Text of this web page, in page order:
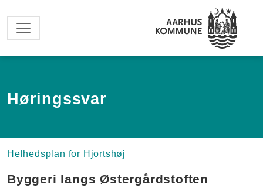
Høringssvar
Helhedsplan for Hjortshøj
Byggeri langs Østergårdstoften